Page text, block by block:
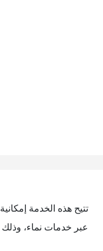
تتيح هذه الخدمة
عبر خدمات نماء، وذلك